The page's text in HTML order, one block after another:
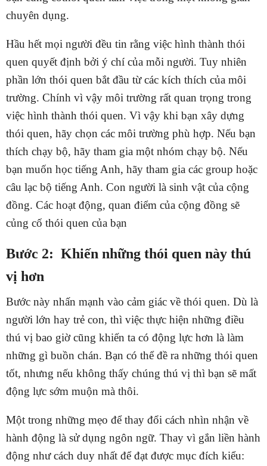
chuyên dụng.
Hầu hết mọi người đều tin rằng việc hình thành thói
quen quyết định bởi ý chí của mỗi người. Tuy nhiên
phần lớn thói quen bắt đầu từ các kích thích của môi
trường. Chính vì vậy môi trường rất quan trọng trong
việc hình thành thói quen. Vì vậy khi bạn xây dựng
thói quen, hãy chọn các môi trường phù hợp. Nếu bạn
thích chạy bộ, hãy tham gia một nhóm chạy bộ. Nếu
bạn muốn học tiếng Anh, hãy tham gia các group hoặc
câu lạc bộ tiếng Anh. Con người là sinh vật của cộng
đồng. Các hoạt động, quan điểm của cộng đồng sẽ
củng cố thói quen của bạn
Bước 2: Khiến những thói quen này thú
vị hơn
Bước này nhấn mạnh vào cảm giác về thói quen. Dù là
người lớn hay trẻ con, thì việc thực hiện những điều
thú vị bao giờ cũng khiến ta có động lực hơn là làm
những gì buồn chán. Bạn có thể đề ra những thói quen
tốt, nhưng nếu không thấy chúng thú vị thì bạn sẽ mất
động lực sớm muộn mà thôi.
Một trong những mẹo để thay đổi cách nhìn nhận về
hành động là sử dụng ngôn ngữ. Thay vì gắn liền hành
động như cách duy nhất để đạt được mục đích kiểu: